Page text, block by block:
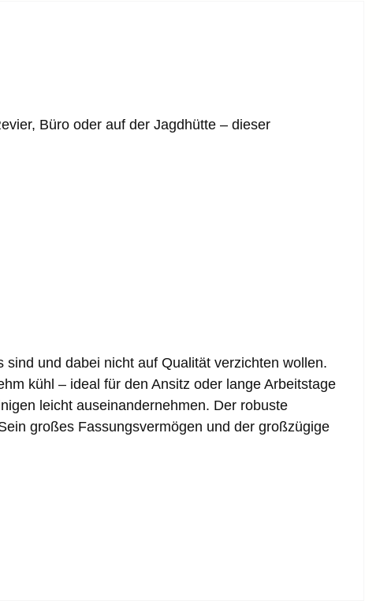
Büro oder auf der Jagdhütte – dieser
und dabei nicht auf Qualität verzichten wollen.
kühl – ideal für den Ansitz oder lange Arbeitstage
leicht auseinandernehmen. Der robuste
großes Fassungsvermögen und der großzügige